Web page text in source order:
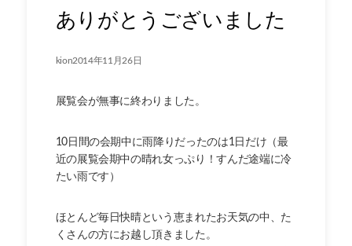
ありがとうございました
kion2014年11月26日
展覧会が無事に終わりました。
10日間の会期中に雨降りだったのは1日だけ（最
近の展覧会期中の晴れ女っぷり！すんだ途端に冷
たい雨です）
ほとんど毎日快晴という恵まれたお天気の中、た
くさんの方にお越し頂きました。